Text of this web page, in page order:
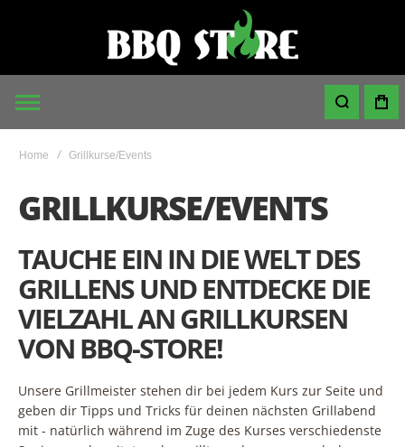
Home Grillkurse/Events
GRILLKURSE/EVENTS
TAUCHE EIN IN DIE WELT DES
GRILLENS UND ENTDECKE DIE
VIELZAHL AN GRILLKURSEN
VON BBQ-STORE!
Unsere Grillmeister stehen dir bei jedem Kurs zur Seite und
geben dir Tipps und Tricks für deinen nächsten Grillabend
mit - natürlich während im Zuge des Kurses verschiedenste